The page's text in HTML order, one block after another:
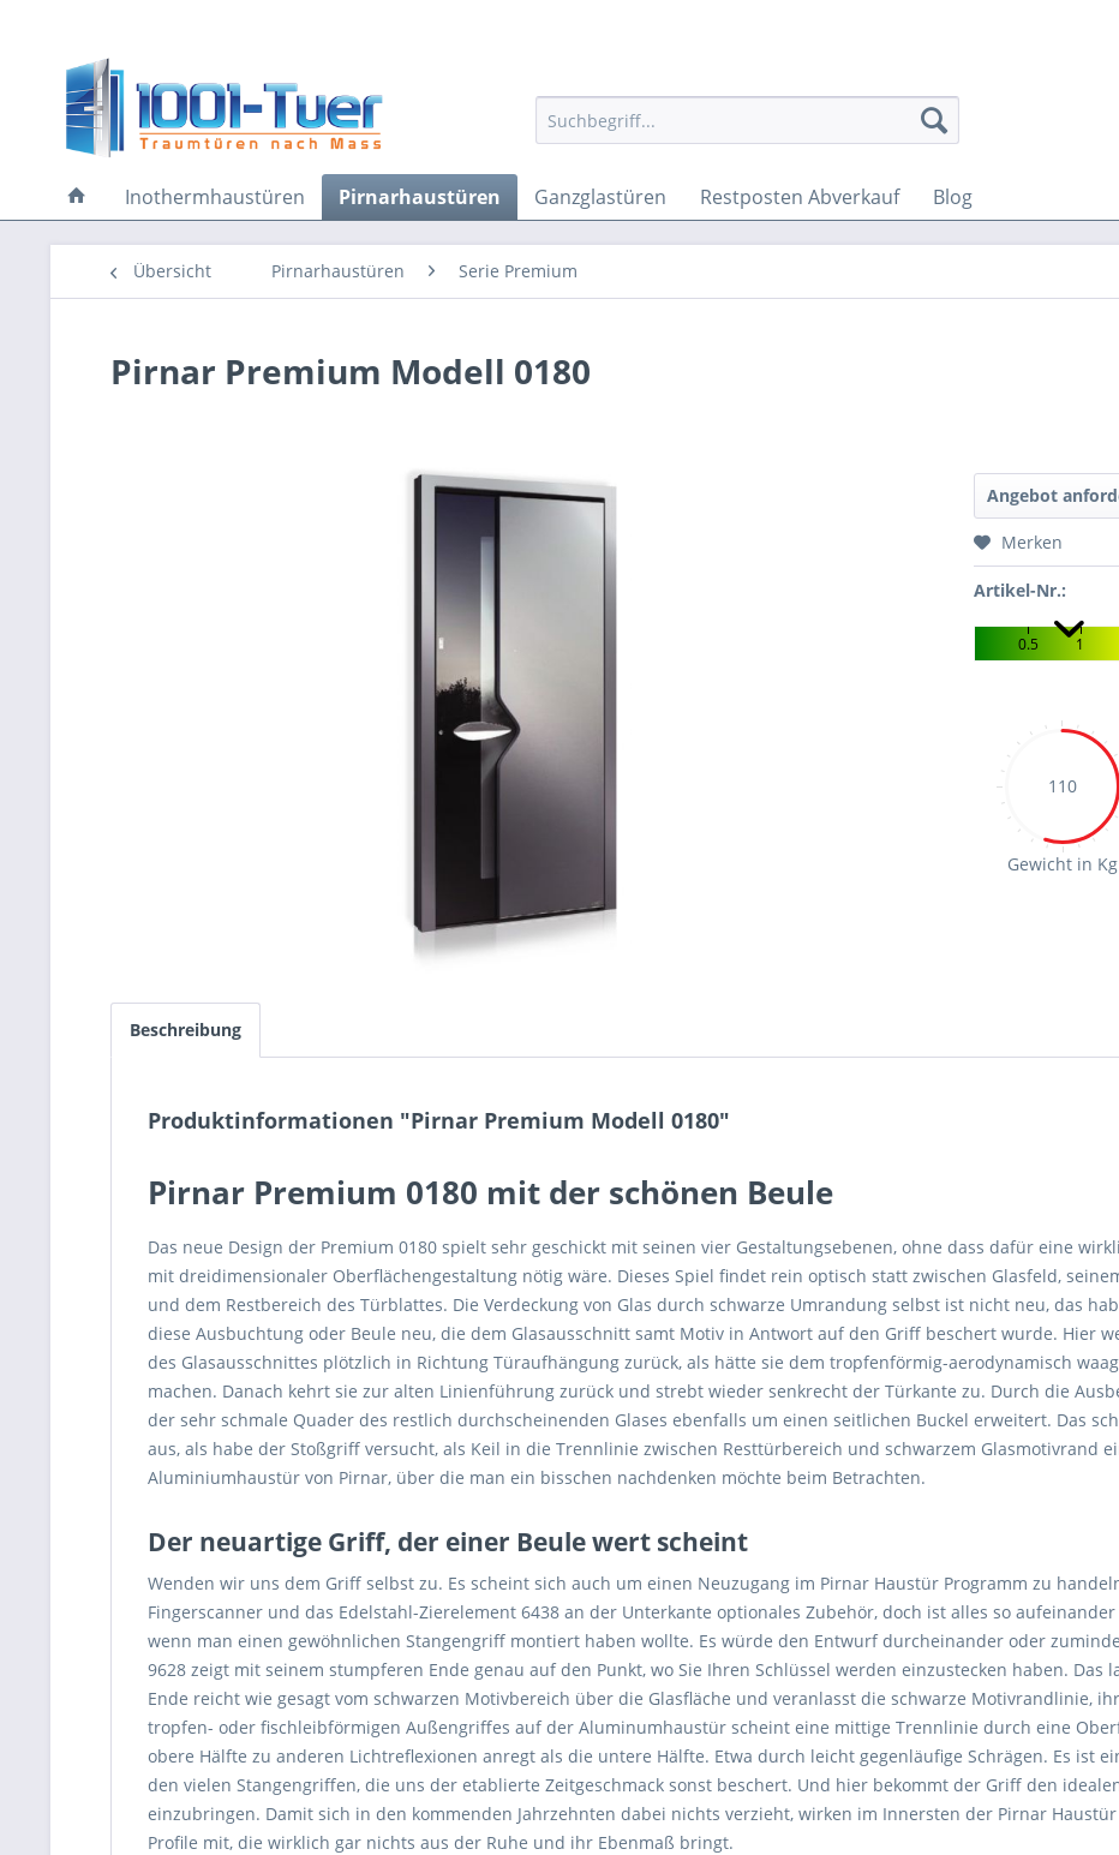
Inothermhaustüren Pirnarhaustüren Ganzglastüren Restposten Abverkauf Blog
Übersicht Pirnarhaustüren Serie Premium
Pirnar Premium Modell 0180
Angebot
Merken
Artikel-Nr.:
0.5 1
110
Gewicht in Kg
Beschreibung
Produktinformationen "Pirnar Premium Modell 0180"
Pirnar Premium 0180 mit der schönen Beule
Das neue Design der Premium 0180 spielt sehr geschickt mit seinen vier Gestaltungsebenen, ohne dass dafür eine
mit dreidimensionaler Oberflächengestaltung nötig wäre. Dieses Spiel findet rein optisch statt zwischen Glasfeld,
und dem Restbereich des Türblattes. Die Verdeckung von Glas durch schwarze Umrandung selbst ist nicht neu, das
diese Ausbuchtung oder Beule neu, die dem Glasausschnitt samt Motiv in Antwort auf den Griff beschert wurde. Hier
des Glasausschnittes plötzlich in Richtung Türaufhängung zurück, als hätte sie dem tropfenförmig-aerodynamisch
machen. Danach kehrt sie zur alten Linienführung zurück und strebt wieder senkrecht der Türkante zu. Durch die
der sehr schmale Quader des restlich durchscheinenden Glases ebenfalls um einen seitlichen Buckel erweitert. Das
aus, als habe der Stoßgriff versucht, als Keil in die Trennlinie zwischen Resttürbereich und schwarzem Glasmotivrand
Aluminiumhaustür von Pirnar, über die man ein bisschen nachdenken möchte beim Betrachten.
Der neuartige Griff, der einer Beule wert scheint
Wenden wir uns dem Griff selbst zu. Es scheint sich auch um einen Neuzugang im Pirnar Haustür Programm zu
Fingerscanner und das Edelstahl-Zierelement 6438 an der Unterkante optionales Zubehör, doch ist alles so
wenn man einen gewöhnlichen Stangengriff montiert haben wollte. Es würde den Entwurf durcheinander oder
9628 zeigt mit seinem stumpferen Ende genau auf den Punkt, wo Sie Ihren Schlüssel werden einzustecken haben. Das
Ende reicht wie gesagt vom schwarzen Motivbereich über die Glasfläche und veranlasst die schwarze Motivrandlinie,
tropfen- oder fischleibförmigen Außengriffes auf der Aluminumhaustür scheint eine mittige Trennlinie durch eine
obere Hälfte zu anderen Lichtreflexionen anregt als die untere Hälfte. Etwa durch leicht gegenläufige Schrägen. Es ist
den vielen Stangengriffen, die uns der etablierte Zeitgeschmack sonst beschert. Und hier bekommt der Griff den
einzubringen. Damit sich in den kommenden Jahrzehnten dabei nichts verzieht, wirken im Innersten der Pirnar
Profile mit, die wirklich gar nichts aus der Ruhe und ihr Ebenmaß bringt.